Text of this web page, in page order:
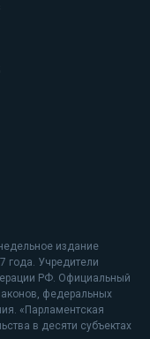
издание
года. Учредители
РФ. Официальный
федеральных
«Парламентская
в десяти субъектах